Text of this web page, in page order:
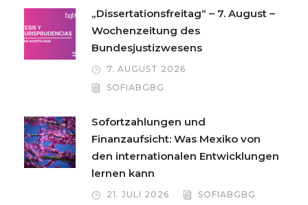
„Dissertationsfreitag“ – 7. August –
Wochenzeitung des
Bundesjustizwesens
7. AUGUST 2026
SOFIABGBG
Sofortzahlungen und
Finanzaufsicht: Was Mexiko von
den internationalen Entwicklungen
lernen kann
21. JULI 2026 SOFIABGBG